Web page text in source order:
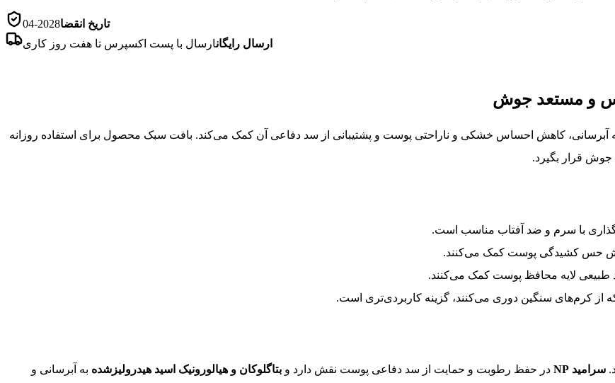
تاریخ انقضا2028-04
ارسال رایگانارسال با پست اکسپرس تا هفت روز کاری
کاهش احساس خشکی و ناراحتی پوست و پشتیبانی از سد دفاعی آن کمک می‌کند. بافت سبک محصول برای استفاده روزانه
قرار بگیرد.
با سرم و ضد آفتاب مناسب است.
حس کشیدگی پوست کمک می‌کنند.
از کرم‌های سنگین دوری می‌کنند، گزینه کاربردی‌تری است.
سرامید NP در حفظ رطوبت و حمایت از سد دفاعی پوست نقش دارد و بتاگلوکان و هیالورونیک اسید هیدرولیزشده به آبرسانی و